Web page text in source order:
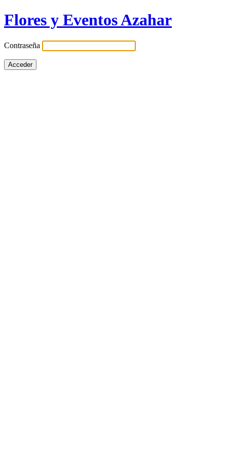
Flores y Eventos Azahar
Contraseña